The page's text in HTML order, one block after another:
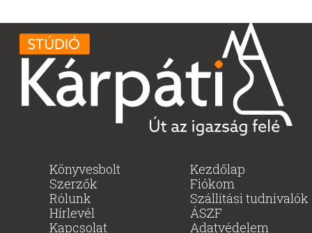
was:
is:
Könyvesbolt
Szerzők
Rólunk
Hírlevél
Kapcsolat
Kezdőlap
Fiókom
Szállítási tudnivalók
ÁSZF
Adatvédelem